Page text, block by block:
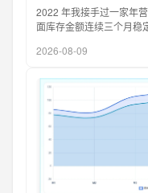
2022 年我接手过一家年
面库存金额连续三个月
2026-08-09